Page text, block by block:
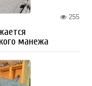
255
манежа